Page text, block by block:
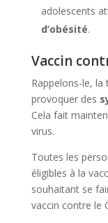
adolescents
d’obésité.
Vaccin
Rappelons-le, la
provoquer des
Cela fait
virus.
Toutes les
éligibles à la
souhaitant se
vaccin contre le